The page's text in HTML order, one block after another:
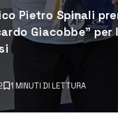
Pietro Spinali
Giacobbe”
1 MINUTI DI LETTURA